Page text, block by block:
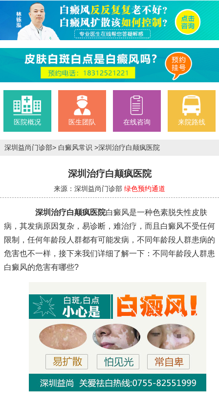
医院概况 医生团队 在线咨询 来院路线
深圳益尚门诊部>白癜风常识 >深圳治疗白颠疯医院
深圳治疗白颠疯医院
来源：深圳益尚门诊部 绿色预约通道
深圳治疗白颠疯医院白癜风是一种色素脱失性皮肤
病，其发病原因复杂，易诊断，难治疗，而且白癜风不受任何
限制，任何年龄段人群都有可能发病，不同年龄段人群患病的
危害也不一样，接下来我们详细了解一下：不同年龄段人群患
白癜风的危害有哪些?